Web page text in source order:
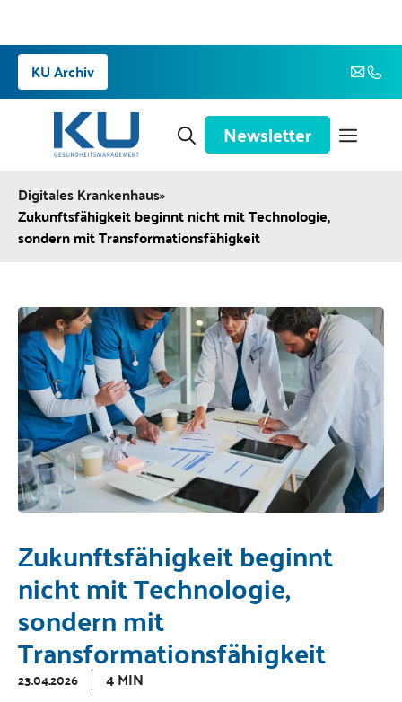
Zum
Inhalt
springen
KU Archiv
Newsletter
Digitales Krankenhaus»
Zukunftsfähigkeit beginnt nicht mit Technologie,
sondern mit Transformationsfähigkeit
Zukunftsfähigkeit beginnt
nicht mit Technologie,
sondern mit
Transformationsfähigkeit
23.04.2026 4 MIN